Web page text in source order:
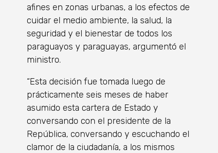
afines en zonas urbanas, a los efectos de
cuidar el medio ambiente, la salud, la
seguridad y el bienestar de todos los
paraguayos y paraguayas, argumentó el
ministro.
“Esta decisión fue tomada luego de
prácticamente seis meses de haber
asumido esta cartera de Estado y
conversando con el presidente de la
República, conversando y escuchando el
clamor de la ciudadanía, a los mismos